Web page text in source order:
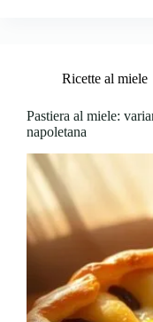
Ricette al miele
Pastiera al miele:
napoletana